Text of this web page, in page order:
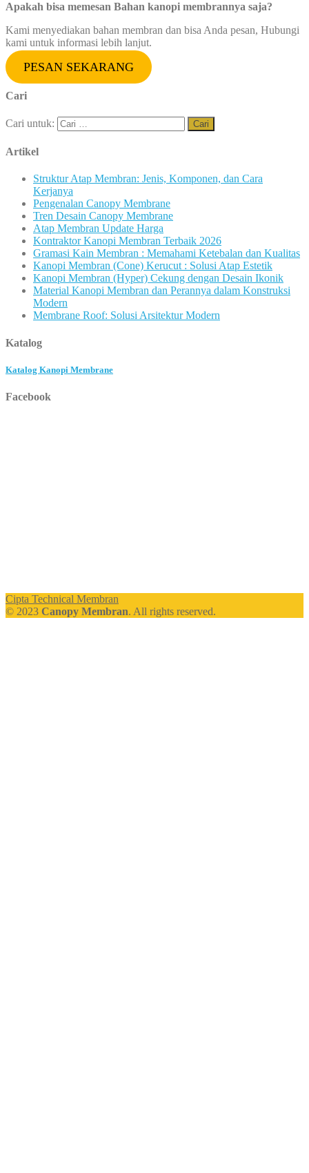
Apakah bisa memesan Bahan kanopi membrannya saja?
Kami menyediakan bahan membran dan bisa Anda pesan, Hubungi
kami untuk informasi lebih lanjut.
PESAN SEKARANG
Cari
Cari untuk:
Artikel
Struktur Atap Membran: Jenis, Komponen, dan Cara
Kerjanya
Pengenalan Canopy Membrane
Tren Desain Canopy Membrane
Atap Membran Update Harga
Kontraktor Kanopi Membran Terbaik 2026
Gramasi Kain Membran : Memahami Ketebalan dan Kualitas
Kanopi Membran (Cone) Kerucut : Solusi Atap Estetik
Kanopi Membran (Hyper) Cekung dengan Desain Ikonik
Material Kanopi Membran dan Perannya dalam Konstruksi
Modern
Membrane Roof: Solusi Arsitektur Modern
Katalog
Katalog Kanopi Membrane
Facebook
Cipta Technical Membran
© 2023 Canopy Membran. All rights reserved.